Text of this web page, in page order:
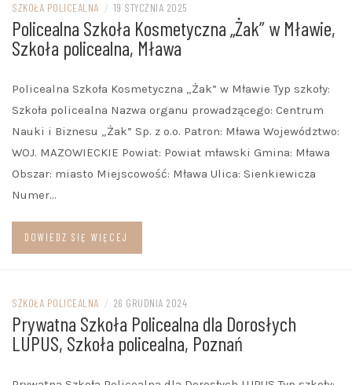
SZKOŁA POLICEALNA / 19 STYCZNIA 2025
Policealna Szkoła Kosmetyczna „Żak” w Mławie,
Szkoła policealna, Mława
Policealna Szkoła Kosmetyczna „Żak” w Mławie Typ szkoły:
Szkoła policealna Nazwa organu prowadzącego: Centrum
Nauki i Biznesu „Żak” Sp. z o.o. Patron: Mława Województwo:
WOJ. MAZOWIECKIE Powiat: Powiat mławski Gmina: Mława
Obszar: miasto Miejscowość: Mława Ulica: Sienkiewicza
Numer…
DOWIEDZ SIĘ WIĘCEJ
SZKOŁA POLICEALNA / 26 GRUDNIA 2024
Prywatna Szkoła Policealna dla Dorosłych
LUPUS, Szkoła policealna, Poznań